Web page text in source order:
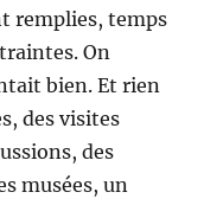
remplies, temps
On
bien. Et rien
des visites
des
musées, un